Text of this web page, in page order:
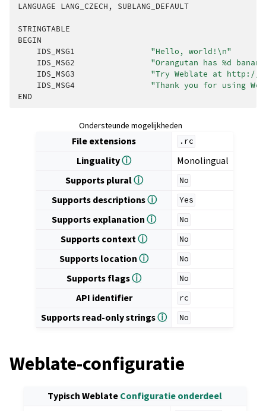
LANGUAGE LANG_CZECH , SUBLANG_DEFAULT
STRINGTABLE
BEGIN
IDS_MSG1
"Hello, world! \n"
IDS_MSG2
"Orangutan has %d
IDS_MSG3
"Try Weblate at http://
IDS_MSG4
"Thank you for using
END
Ondersteunde mogelijkheden
File extensions .rc
Lingualityⓘ
Monolingual
Supports pluralⓘ No
Supports descriptionsⓘ Yes
Supports explanationⓘ No
Supports contextⓘ No
Supports locationⓘ No
Supports flagsⓘ No
API identifier rc
Supports read-only stringsⓘ No
Weblate-configuratie
Typisch WeblateConfiguratie onderdeel